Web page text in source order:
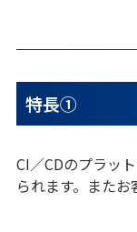
特長①
CI／CDのプラッ
られます。また